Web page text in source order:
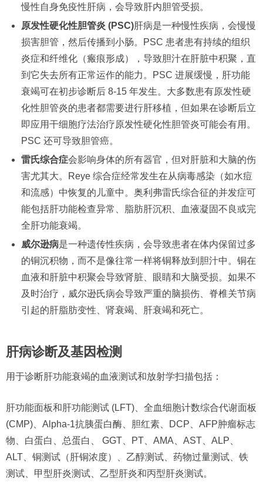
慢性自身免疫性肝病，会导致肝内胆管受损。
原发性硬化性胆管炎 (PSC)肝病是一种慢性疾病，会慢慢
损害胆管，然后传播到小肠。PSC 患者患有持续的组织
炎症和纤维化（瘢痕形成），导致胆汁在肝脏中积聚，直
到它失去所有正常运作的能力。PSC 进展缓慢，肝功能
衰竭可在初步诊断后 8-15 年发生。大多数患有原发性硬
化性胆管炎的患者都需要进行肝移植，但如果在诊断后立
即应用干细胞疗法治疗原发性硬化性胆管炎可能会有用。
PSC 还可导致胆管癌。
雷氏综合症会影响身体的所有器官，但对肝脏和大脑的伤
害尤其大。Reye 综合症经常发生在从病毒感染（如水痘
和流感）中恢复的儿童中。奥利弗雷氏综合征的并发症可
能包括肝功能检查异常、脂肪肝沉积、血液凝固不良或完
全肝功能衰竭。
威尔逊病是一种遗传性疾病，会导致患者在体内保留过多
的铜沉积物，而不是像往常一样将铜释放到胆汁中。铜在
血液和肝脏中积聚会导致肾脏、眼睛和大脑受损。如果不
及时治疗，威尔逊氏病会导致严重的脑损伤、脊椎关节病
引起的肝脂肪变性、肾衰竭、肝衰竭和死亡。
肝病诊断及基因检测
用于诊断肝功能衰竭的血液测试和放射学扫描包括：
肝功能面板和肝功能测试 (LFT)、全血细胞计数综合代谢面板
(CMP)、Alpha-1抗胰蛋白酶、胆红素、DCP、AFP肿瘤标志
物、白蛋白、总蛋白、 GGT、PT、AMA、AST、ALP、
ALT、铜测试（肝铜浓度）、乙醇测试、药物过量测试、铁
测试、甲型肝炎测试、乙型肝炎和丙型肝炎测试。